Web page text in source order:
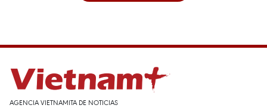
AGENCIA VIETNAMITA DE NOTICIAS